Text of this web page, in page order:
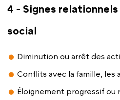
4 - Signes
social
Diminution ou arrêt des
Conflits avec la famille, les
Éloignement progressif ou